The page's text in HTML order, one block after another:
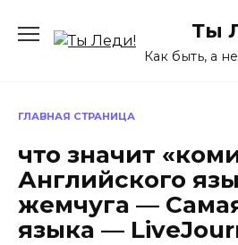
содержанию
Ты
Как быть, а
ГЛАВНАЯ СТРАНИЦА
что значит
Английского
жемчуга —
языка —